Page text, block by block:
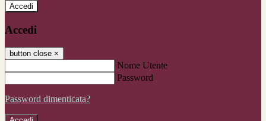
Accedi
Accedi
button close ×
Nome Utente
Password
Password dimenticata?